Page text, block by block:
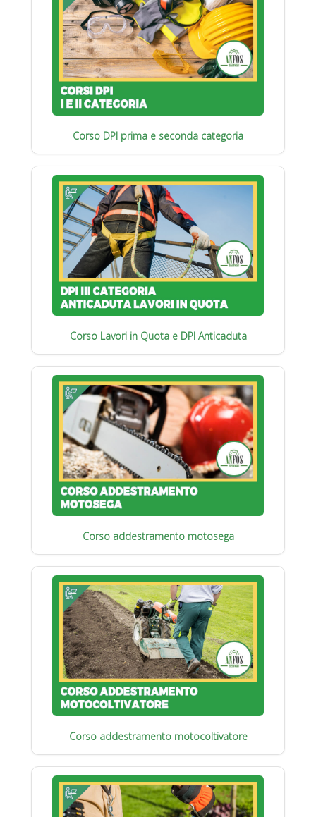
Corso DPI prima e seconda categoria
Corso Lavori in Quota e DPI Anticaduta
Corso addestramento motosega
Corso addestramento motocoltivatore